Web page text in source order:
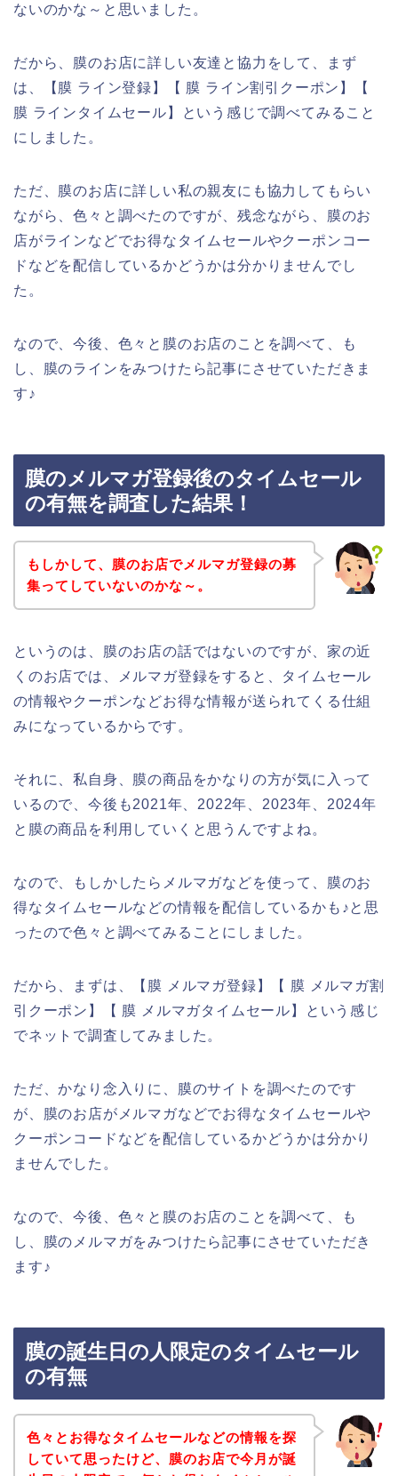
ないのかな～と思いました。
だから、膜のお店に詳しい友達と協力をして、まず
は、【膜 ライン登録】【 膜 ライン割引クーポン】【
膜 ラインタイムセール】という感じで調べてみること
にしました。
ただ、膜のお店に詳しい私の親友にも協力してもらい
ながら、色々と調べたのですが、残念ながら、膜のお
店がラインなどでお得なタイムセールやクーポンコー
ドなどを配信しているかどうかは分かりませんでし
た。
なので、今後、色々と膜のお店のことを調べて、も
し、膜のラインをみつけたら記事にさせていただきま
す♪
膜のメルマガ登録後のタイムセール
の有無を調査した結果！
もしかして、膜のお店でメルマガ登録の募
集ってしていないのかな～。
というのは、膜のお店の話ではないのですが、家の近
くのお店では、メルマガ登録をすると、タイムセール
の情報やクーポンなどお得な情報が送られてくる仕組
みになっているからです。
それに、私自身、膜の商品をかなりの方が気に入って
いるので、今後も2021年、2022年、2023年、2024年
と膜の商品を利用していくと思うんですよね。
なので、もしかしたらメルマガなどを使って、膜のお
得なタイムセールなどの情報を配信しているかも♪と思
ったので色々と調べてみることにしました。
だから、まずは、【膜 メルマガ登録】【 膜 メルマガ割
引クーポン】【 膜 メルマガタイムセール】という感じ
でネットで調査してみました。
ただ、かなり念入りに、膜のサイトを調べたのです
が、膜のお店がメルマガなどでお得なタイムセールや
クーポンコードなどを配信しているかどうかは分かり
ませんでした。
なので、今後、色々と膜のお店のことを調べて、も
し、膜のメルマガをみつけたら記事にさせていただき
ます♪
膜の誕生日の人限定のタイムセール
の有無
色々とお得なタイムセールなどの情報を探
していて思ったけど、膜のお店で今月が誕